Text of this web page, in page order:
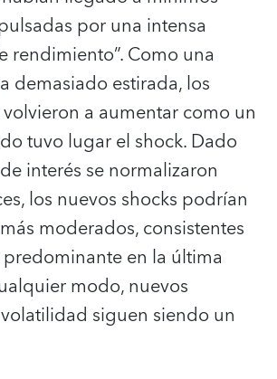
por una intensa
rendimiento”. Como una
demasiado estirada, los
a aumentar como un
tuvo lugar el shock. Dado
interés se normalizaron
los nuevos shocks podrían
moderados, consistentes
en la última
modo, nuevos
siguen siendo un